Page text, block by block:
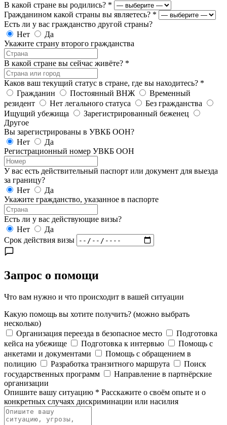
В какой стране вы родились? *
Гражданином какой страны вы являетесь? *
Есть ли у вас гражданство другой страны?
Нет
Да
Укажите страну второго гражданства
В какой стране вы сейчас живёте? *
Каков ваш текущий статус в стране, где вы находитесь? *
Гражданин
Постоянный ВНЖ
Временный
резидент
Нет легального статуса
Без гражданства
Ищущий убежища
Зарегистрированный беженец
Другое
Вы зарегистрированы в УВКБ ООН?
Нет
Да
Регистрационный номер УВКБ ООН
У вас есть действительный паспорт или документ для выезда
за границу?
Нет
Да
Укажите гражданство, указанное в паспорте
Есть ли у вас действующие визы?
Нет
Да
Срок действия визы
Запрос о помощи
Что вам нужно и что происходит в вашей ситуации
Какую помощь вы хотите получить? (можно выбрать
несколько)
Организация переезда в безопасное место
Подготовка
кейса на убежище
Подготовка к интервью
Помощь с
анкетами и документами
Помощь с обращением в
полицию
Разработка транзитного маршрута
Поиск
государственных программ
Направление в партнёрские
организации
Опишите вашу ситуацию * Расскажите о своём опыте и о
конкретных случаях дискриминации или насилия